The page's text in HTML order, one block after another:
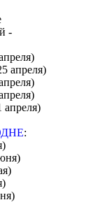
-
апреля)
апреля)
: